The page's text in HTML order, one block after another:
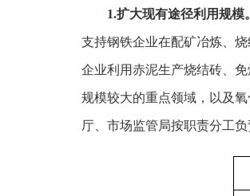
1.扩大现有途径利用规模。
支持钢铁企业在配矿冶炼、
企业利用赤泥生产烧结砖、
规模较大的重点领域，以及
厅、市场监管局按职责分工负